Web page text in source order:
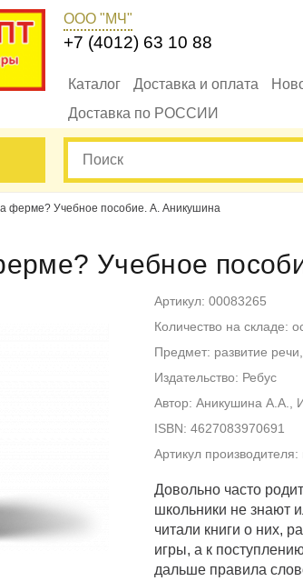
ООО "МЧ"
+7 (4012) 63 10 88
Каталог Доставка и оплата
Доставка по РОССИИ
ферме? Учебное пособие. А. Аникушина
Учебное
Артикул: 00083265
Количество на складе:
Предмет: развитие
Издательство: Ребус
Автор: Аникушина А.А.,
ISBN: 4627083970691
Артикул
Довольно часто
школьники не знают
читали книги о них,
игры, а к
дальше правила